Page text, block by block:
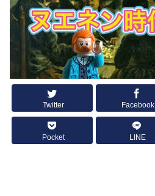
Twitter Facebook
Pocket LINE